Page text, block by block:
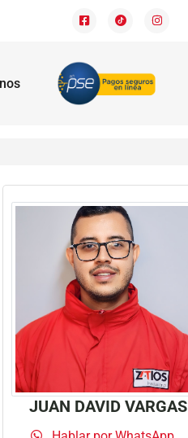
JUAN DAVID VARGAS